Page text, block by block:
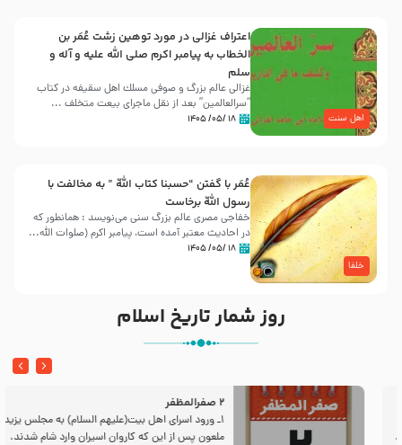
اهل سنت
اعتراف غزالی در مورد توهین زشت عُمَر بن
الخطاب به پیامبر اکرم صلی الله علیه و آله و
سلم
غزالی عالم بزرگ و صوفی مسلك اهل سقيفه در کتاب
“سرالعالمین” بعد از نقل ماجرای بیعت متخلف ...
۱۸ /۰۵/ ۱۴۰۵
خلفا
عُمَر با گفتن “حسبنا كتاب اللّه ” به مخالفت با
رسول اللّه برخاست
خفاجی مصری عالم بزرگ سنی می‌نویسد : همانطور که
در احادیث معتبر آمده است، پیامبر اکرم (صلوات اللّه...
۱۸ /۰۵/ ۱۴۰۵
روز شمار تاریخ اسلام
1ـ ورود اسراى اهل بیت‌(علیهم السلام) به مجلس یزید
ملعون پس از این كه كاروان اسیران وارد شام شدند،